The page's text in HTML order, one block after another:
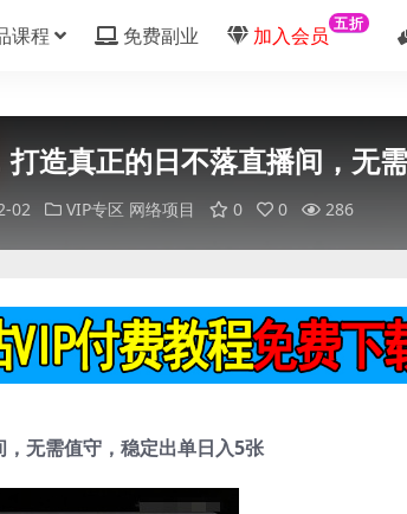
课程 免费副业 加入会员 五折
造真正的日不落直播间，无
02 VIP专区 网络项目 0 0 286
无需值守，稳定出单日入5张